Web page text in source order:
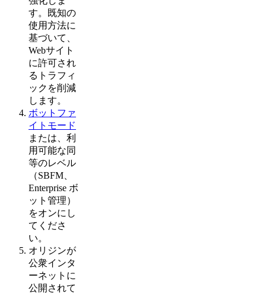
す。既知の
使用方法に
基づいて、
Webサイト
に許可され
るトラフィ
ックを削減
します。
ボットファ
イトモード
または、利
用可能な同
等のレベル
（SBFM、
Enterprise ボ
ット管理）
をオンにし
てくださ
い。
オリジンが
公衆インタ
ーネットに
公開されて